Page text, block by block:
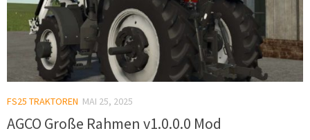
FS25 TRAKTOREN MAI 25, 2025
AGCO Große Rahmen v1.0.0.0 Mod